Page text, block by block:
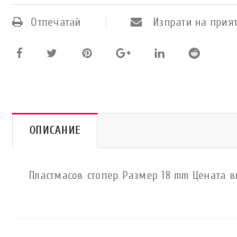
Отпечатай Изпрати на
ОПИСАНИЕ
Пластмасов стопер Размер 18 mm Цената